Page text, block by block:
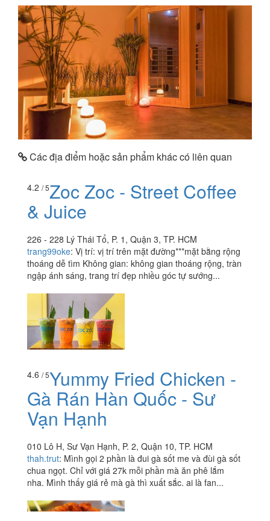
Các địa điểm hoặc sản phẩm khác có liên quan
4.2 / 5Zoc Zoc - Street Coffee
& Juice
226 - 228 Lý Thái Tổ, P. 1, Quận 3, TP. HCM
trang99oke: Vị trí: vị trí trên mặt đường***mặt bằng rộng
thoáng dễ tìm Không gian: không gian thoáng rộng, tràn
ngập ánh sáng, trang trí đẹp nhiều góc tự sướng...
4.6 / 5Yummy Fried Chicken -
Gà Rán Hàn Quốc - Sư
Vạn Hạnh
010 Lô H, Sư Vạn Hạnh, P. 2, Quận 10, TP. HCM
thah.trut: Mình gọi 2 phần là đui gà sốt me và đùi gà sốt
chua ngọt. Chỉ với giá 27k mỗi phần mà ăn phê lắm
nha. Mình thấy giá rẻ mà gà thì xuất sắc. ai là fan...